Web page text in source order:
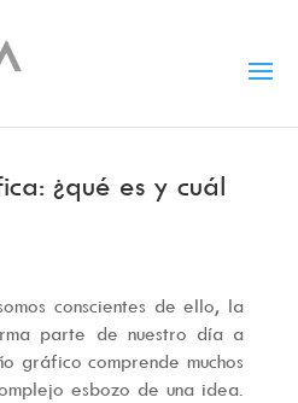
¿qué es y cuál
conscientes de ello, la
parte de nuestro día a
gráfico comprende muchos
esbozo de una idea.